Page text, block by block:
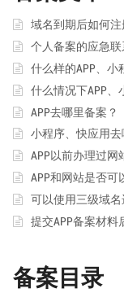
域名到期后如何注
个人备案的应急
什么样的APP、小
什么情况下APP、
APP去哪里备案？
小程序、快应用去
APP以前办理过网
APP和网站是否可
可以使用三级域名
提交APP备案材料
备案目录